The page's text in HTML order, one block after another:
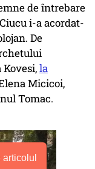
de întrebare
i-a acordat-
De
Kovesi,la
Micicoi,
Tomac.